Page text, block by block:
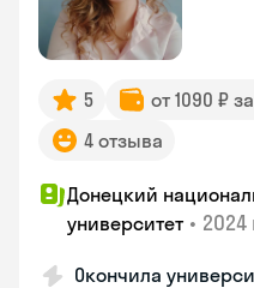
5 от 1090 ₽
4 отзыва
Донецкий
университет • 2024
Окончила